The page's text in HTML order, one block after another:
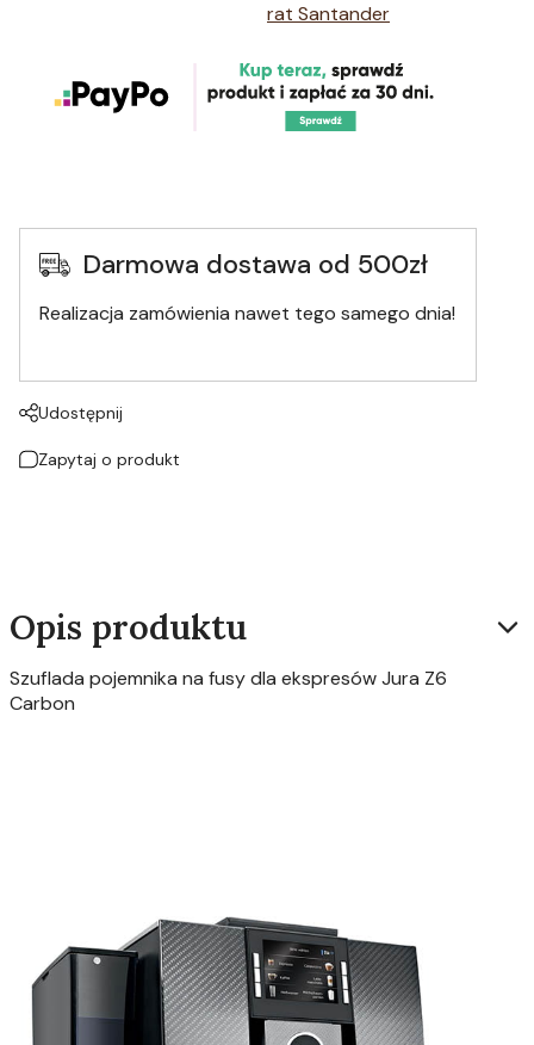
Darmowa dostawa od 500zł
Realizacja zamówienia nawet tego samego dnia!
Udostępnij
Zapytaj o produkt
Opis produktu
Szuflada pojemnika na fusy dla ekspresów Jura Z6
Carbon